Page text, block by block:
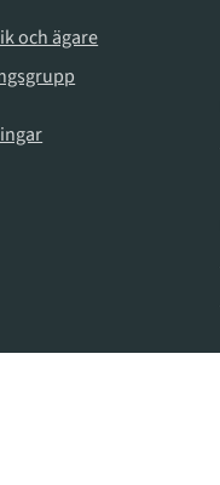
och ägare